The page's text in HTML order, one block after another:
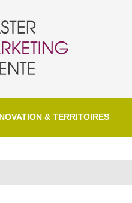
& TERRITOIRES